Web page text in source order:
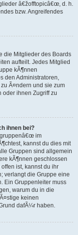
â€žofftopicâ€œ, d. h.
bzw. Angreifendes
die Mitglieder des Boards
aufteilt. Jedes Mitglied
kÃ¶nnen
den Administratoren,
Ã¤ndern und sie zum
oder ihnen Zugriff zu
ihnen bei?
im
kannst du dies mit
Gruppen sind allgemein
kÃ¶nnen geschlossen
ist, kannst du ihr
verlangt die Gruppe eine
Ein Gruppenleiter muss
warum du in die
keinen
dafÃ¼r haben.